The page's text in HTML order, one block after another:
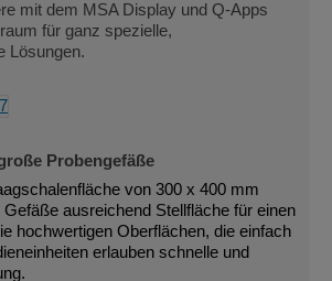
mit dem MSA Display und Q-Apps
für ganz spezielle,
Lösungen.
Probengefäße
von 300 x 400 mm
ausreichend Stellfläche für einen
hochwertigen Oberflächen, die einfach
erlauben schnelle und